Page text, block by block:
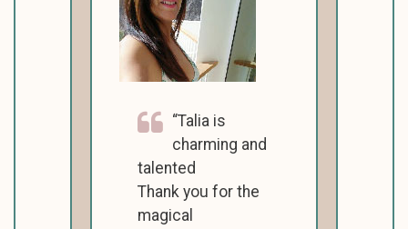
Talia is
charming and
talented
Thank you for the
magical